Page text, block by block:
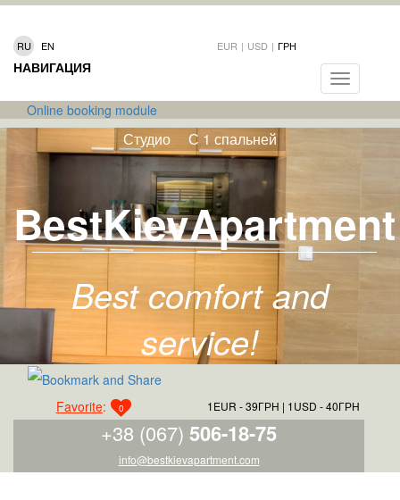
RU EN EUR | USD | ГРН
Toggle
navigation
НАВИГАЦИЯ
Online booking module
Студио С 1 спальней
BestKievApartment
Best comfort and
service!
Favorite: 0 1EUR - 39ГРН 1USD - 40ГРН
+38 (067) 506-18-75
info@bestkievapartment.com